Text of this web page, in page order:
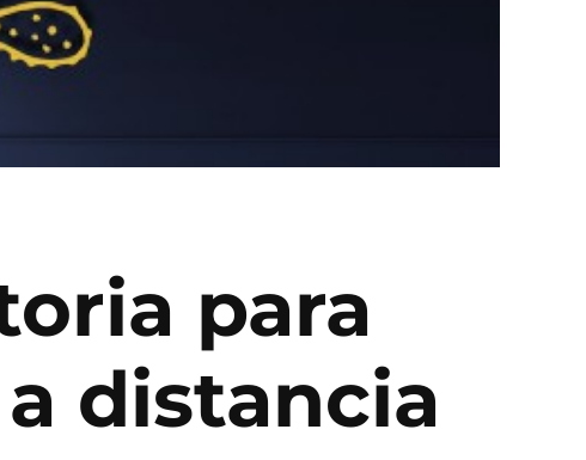
para
distancia